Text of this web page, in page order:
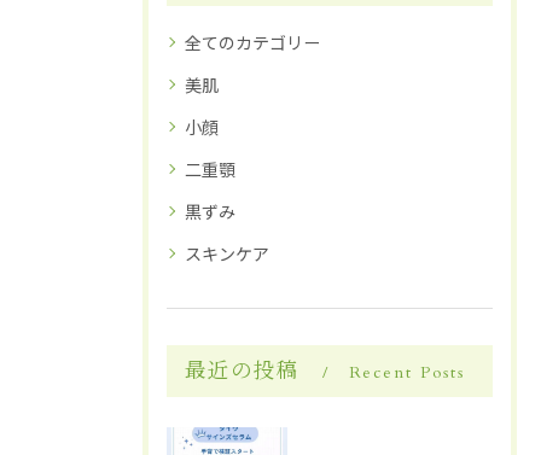
全てのカテゴリー
美肌
小顔
二重顎
黒ずみ
スキンケア
最近の投稿 Recent Posts